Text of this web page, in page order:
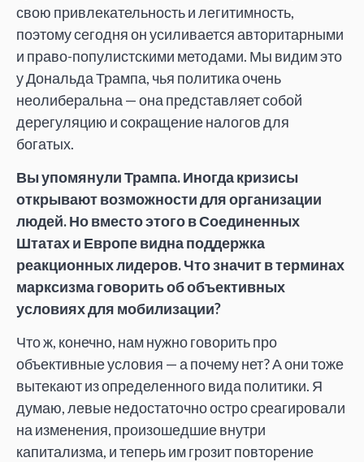
свою привлекательность и легитимность,
поэтому сегодня он усиливается авторитарными
и право-популистскими методами. Мы видим это
у Дональда Трампа, чья политика очень
неолиберальна — она представляет собой
дерегуляцию и сокращение налогов для
богатых.
Вы упомянули Трампа. Иногда кризисы
открывают возможности для организации
людей. Но вместо этого в Соединенных
Штатах и Европе видна поддержка
реакционных лидеров. Что значит в терминах
марксизма говорить об объективных
условиях для мобилизации?
Что ж, конечно, нам нужно говорить про
объективные условия — а почему нет? А они тоже
вытекают из определенного вида политики. Я
думаю, левые недостаточно остро среагировали
на изменения, произошедшие внутри
капитализма, и теперь им грозит повторение